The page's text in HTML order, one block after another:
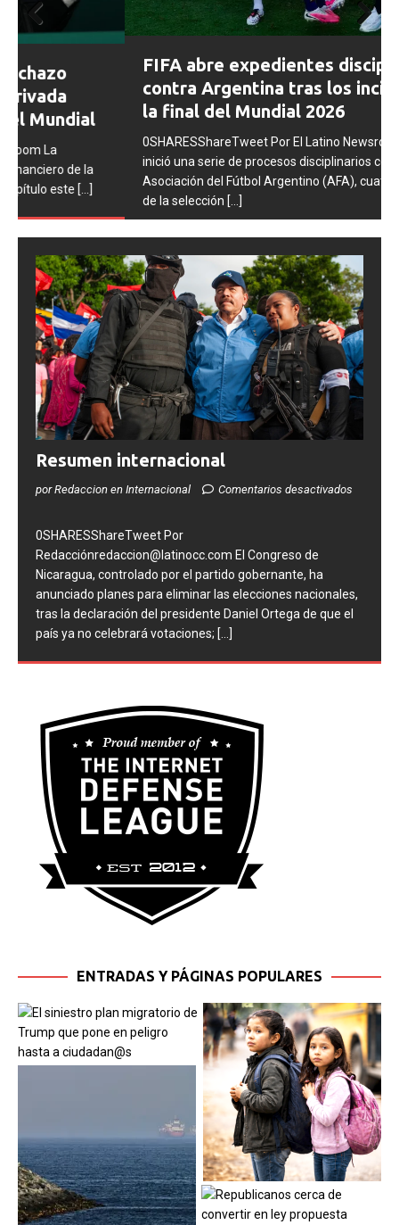
FIFA abre expedientes disciplinarios
contra Argentina tras los incidentes en
la final del Mundial 2026
0SHARESShareTweet Por El Latino Newsroom La FIFA
inició una serie de procesos disciplinarios contra la
Asociación del Fútbol Argentino (AFA), cuatro integrantes
de la selección
Prev
ious
Resumen internacional
0SHARESShareTweet Por
Redacciónredaccion@latinocc.com El Congreso de
Nicaragua, controlado por el partido gobernante, ha
anunciado planes para eliminar las elecciones nacionales,
tras la declaración del presidente Daniel Ortega de que el
país ya no celebrará votaciones; [...]